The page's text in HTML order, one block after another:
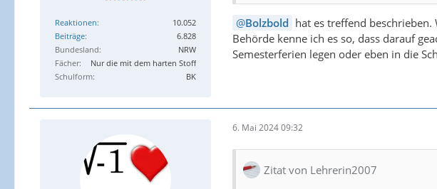
Reaktionen
10.052
Beiträge
6.828
Bundesland
NRW
Fächer
Nur die mit dem harten Stoff
Schulform
BK
Bolzbold hat es treffend
Behörde kenne ich es so, dass darauf
Semesterferien legen oder eben in die
6. Mai 2024 09:32
Zitat von Lehrerin2007